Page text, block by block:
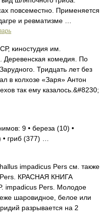
повсеместно. Применяется
и ревматизме …
киностудия им.
Деревенская комедия. По
Тридцать лет без
в колхозе «Заря» Антон
так ему казалось.&#8230;
9 • береза (10) •
• гриб (377) …
impadicus Pers см. также
Pers. КРАСНАЯ КНИГА
impadicus Pers. Молодое
шаровидное, белое или
разрывается на 2